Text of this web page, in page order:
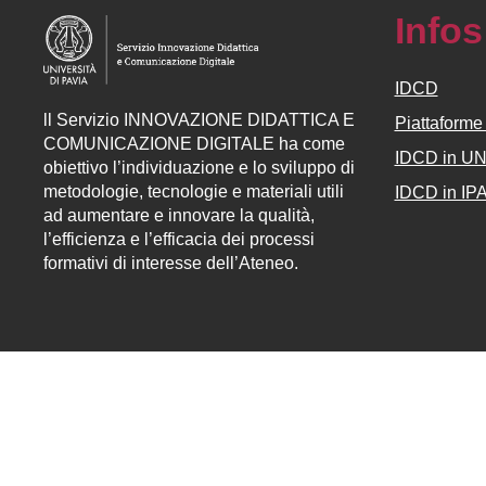
Servizio INNOVAZIONE DIDATTICA E
COMUNICAZIONE DIGITALE ha come
obiettivo l’individuazione e lo sviluppo di
metodologie, tecnologie e materiali utili
ad aumentare e innovare la qualità,
l’efficienza e l’efficacia dei processi
formativi di interesse dell’Ateneo.
Infos
IDCD
IDCD in
IDCD in IPA